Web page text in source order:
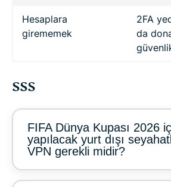
Hesaplara
girememek
2FA
da
SSS
FIFA Dünya Kupası 2026
yapılacak yurt dışı
VPN gerekli midir?